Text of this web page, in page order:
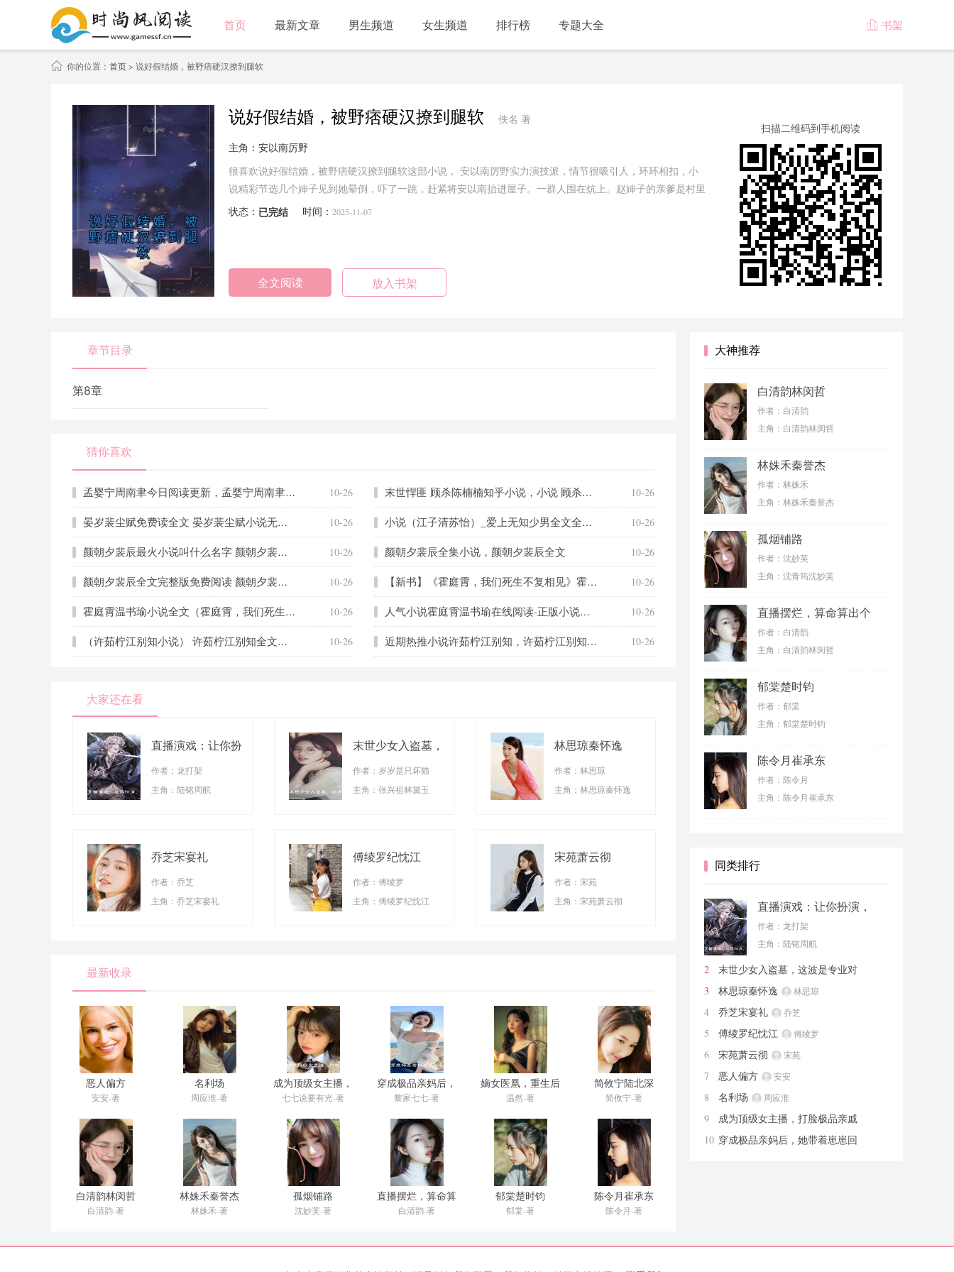
首页 最新文章 男生频道 女生频道 排行榜 专题大全  书架
你的位置： 首页> 说好假结婚，被野痞硬汉撩到腿软
说好假结婚，被野痞硬汉撩到腿软 佚名 著
主角：安以南厉野
很喜欢说好假结婚，被野痞硬汉撩到腿软这部小说， 安以南厉野实力演技派，情节很吸引人，环环相扣，小
说精彩节选几个婶子见到她晕倒，吓了一跳，赶紧将安以南抬进屋子。一群人围在炕上。赵婶子的亲爹是村里
的唯一大夫，她……...
状态： 已完结 时间： 2025-11-07
全文阅读 放入书架
扫描二维码到手机阅读
章节目录
第8章
猜你喜欢
孟婴宁周南聿今日阅读更新，孟婴宁周南聿无广告小说 10-26 末世悍匪 顾杀陈楠楠知乎小说，小说 顾杀陈楠楠大结局全文免费阅读 10-26
晏岁裴尘赋免费读全文 晏岁裴尘赋小说无弹窗大结局 10-26 小说（江子清苏怡）_爱上无知少男全文全章节在线阅读_小说江子清苏怡免费阅读(爱上无知少男)笔趣阁 10-26
颜朝夕裴辰最火小说叫什么名字 颜朝夕裴辰免费看 10-26 颜朝夕裴辰全集小说，颜朝夕裴辰全文 10-26
颜朝夕裴辰全文完整版免费阅读 颜朝夕裴辰新书热荐小说 10-26 【新书】《霍庭霄，我们死生不复相见》霍庭霄温书瑜全文全章节免费阅读 10-26
霍庭霄温书瑜小说全文（霍庭霄，我们死生不复相见）完整版阅读-霍庭霄温书瑜小说全文无删减版 10-26 人气小说霍庭霄温书瑜在线阅读-正版小说《霍庭霄，我们死生不复相见》霍庭霄温书瑜全文阅读 10-26
（许茹柠江别知小说） 许茹柠江别知全文免费阅读 10-26 近期热推小说许茹柠江别知，许茹柠江别知全文 10-26
大家还在看
直播演戏：让你扮
作者：龙打架
主角：陆铭周航
末世少女入盗墓，
作者：岁岁是只坏猫
主角：张兴祖林黛玉
林思琼秦怀逸
作者：林思琼
主角：林思琼秦怀逸
乔芝宋宴礼
作者：乔芝
主角：乔芝宋宴礼
傅绫罗纪忱江
作者：傅绫罗
主角：傅绫罗纪忱江
宋苑萧云彻
作者：宋苑
主角：宋苑萧云彻
最新收录
恶人偏方
安安-著
名利场
周应淮-著
成为顶级女主播，
打脸极品亲戚
七七说要有光-著
穿成极品亲妈后，
她带着崽崽回军院
黎家七七-著
嫡女医凰，重生后
全家跪求饶命
温然-著
简攸宁陆北深
简攸宁-著
白清韵林闵哲
白清韵-著
林姝禾秦誉杰
林姝禾-著
孤烟铺路
沈妙芙-著
直播摆烂，算命算
出个病秧子老公
白清韵-著
郁棠楚时钧
郁棠-著
陈令月崔承东
陈令月-著
大神推荐
白清韵林闵哲
作者：白清韵
主角：白清韵林闵哲
林姝禾秦誉杰
作者：林姝禾
主角：林姝禾秦誉杰
孤烟铺路
作者：沈妙芙
主角：沈青筠沈妙芙
直播摆烂，算命算出个
病秧子老公
作者：白清韵
主角：白清韵林闵哲
郁棠楚时钧
作者：郁棠
主角：郁棠楚时钧
陈令月崔承东
作者：陈令月
主角：陈令月崔承东
同类排行
直播演戏：让你扮演，
没让你来真的
作者：龙打架
主角：陆铭周航
2
末世少女入盗墓，这波是专业对
口！
岁岁是只坏猫
3 林思琼秦怀逸 林思琼
4 乔芝宋宴礼 乔芝
5 傅绫罗纪忱江 傅绫罗
6 宋苑萧云彻 宋苑
7 恶人偏方 安安
8 名利场 周应淮
9 成为顶级女主播，打脸极品亲戚
七七说要有光
10 穿成极品亲妈后，她带着崽崽回